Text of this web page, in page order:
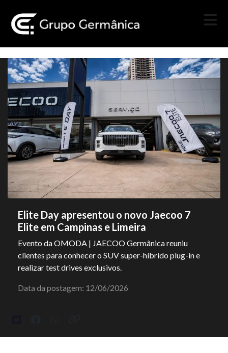
Elite Day apresentou o novo Jaecoo 7
Elite em Campinas e Limeira
Evento da OMODA | JAECOO Germânica reuniu
clientes para conhecer o SUV super-híbrido plug-in e
realizar test drives exclusivos.
Data da postagem: 12/06/2026